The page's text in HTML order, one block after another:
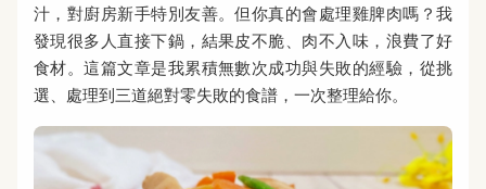
汁，對廚房新手特別友善。但你真的會處理雞脾肉嗎？我
發現很多人直接下鍋，結果皮不脆、肉不入味，浪費了好
食材。這篇文章是我累積無數次成功與失敗的經驗，從挑
選、處理到三道絕對零失敗的食譜，一次整理給你。